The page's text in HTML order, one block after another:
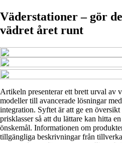
Väderstationer – gör
vädret året runt
Artikeln presenterar ett brett urval av
modeller till avancerade lösningar
integration. Syftet är att ge en
prisklasser så att du lättare kan hitta
önskemål. Informationen om
tillgängliga beskrivningar från